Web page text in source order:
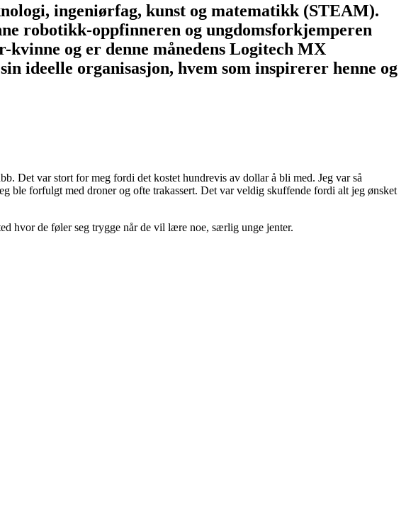
ingeniørfag, kunst og matematikk (STEAM).
robotikk-oppfinneren og ungdomsforkjemperen
og er denne månedens Logitech MX
ideelle organisasjon, hvem som inspirerer henne og
Det var stort for meg fordi det kostet hundrevis av dollar å bli med. Jeg var så
ble forfulgt med droner og ofte trakassert. Det var veldig skuffende fordi alt jeg ønsket
hvor de føler seg trygge når de vil lære noe, særlig unge jenter.